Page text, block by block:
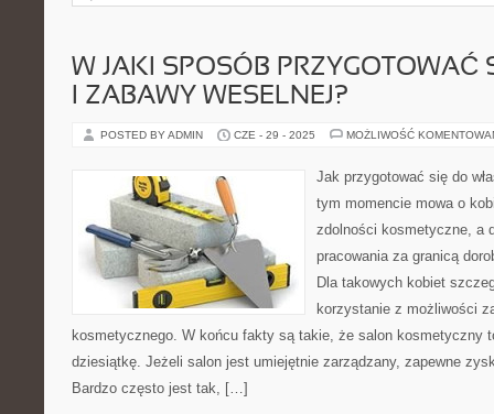
W JAKI SPOSÓB PRZYGOTOWAĆ
I ZABAWY WESELNEJ?
POSTED BY ADMIN CZE - 29 - 2025 MOŻLIWOŚĆ
Jak przygotować się do
tym momencie mowa o
zdolności kosmetyczne, a
pracowania za granicą
Dla takowych kobiet
korzystanie z możliwości
kosmetycznego. W końcu fakty są takie, że salon kosmetyczny
dziesiątkę. Jeżeli salon jest umiejętnie zarządzany, zapewne
Bardzo często jest tak, […]